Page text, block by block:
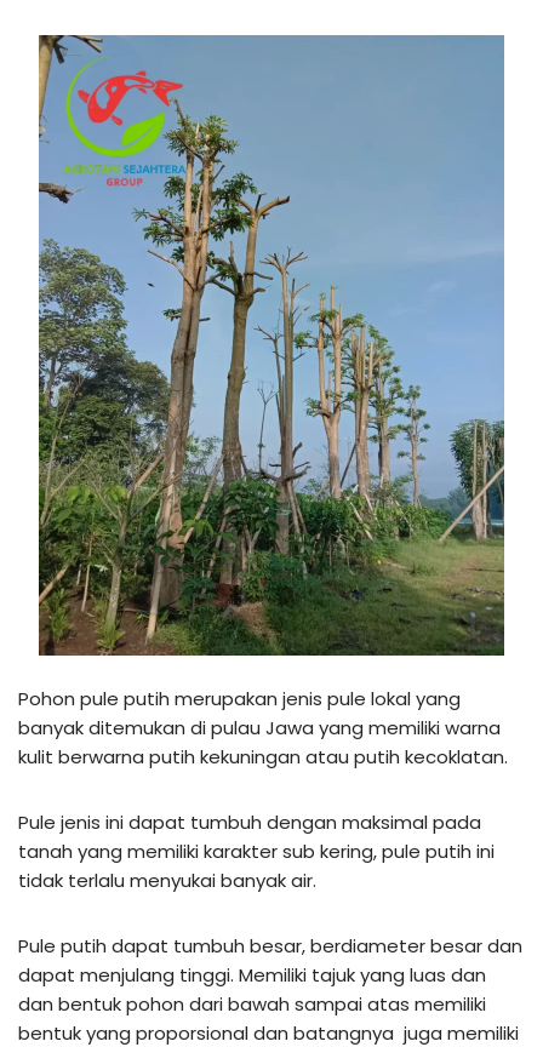
Pohon pule putih merupakan jenis pule lokal yang
banyak ditemukan di pulau Jawa yang memiliki warna
kulit berwarna putih kekuningan atau putih kecoklatan.
Pule jenis ini dapat tumbuh dengan maksimal pada
tanah yang memiliki karakter sub kering, pule putih ini
tidak terlalu menyukai banyak air.
Pule putih dapat tumbuh besar, berdiameter besar dan
dapat menjulang tinggi. Memiliki tajuk yang luas dan
dan bentuk pohon dari bawah sampai atas memiliki
bentuk yang proporsional dan batangnya juga memiliki